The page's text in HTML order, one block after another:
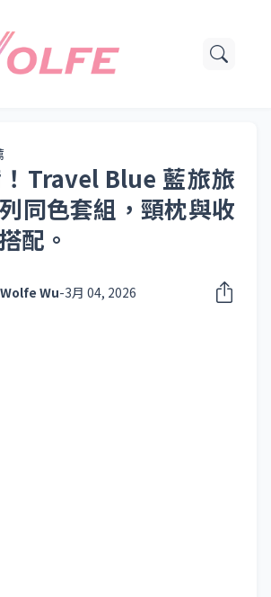
Travel Blue 藍旅旅
同色套組，頸枕與收
配。
Wolfe Wu-3月 04, 2026